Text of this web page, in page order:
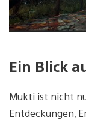
Ein Blick
Mukti ist nicht
Entdeckungen,